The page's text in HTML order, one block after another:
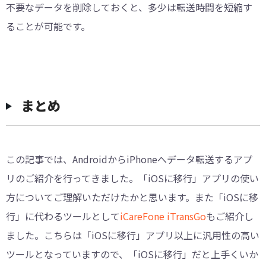
不要なデータを削除しておくと、多少は転送時間を短縮す
ることが可能です。
まとめ
この記事では、AndroidからiPhoneへデータ転送するアプ
リのご紹介を行ってきました。「iOSに移行」アプリの使い
方についてご理解いただけたかと思います。また「iOSに移
行」に代わるツールとしてiCareFone iTransGoもご紹介し
ました。こちらは「iOSに移行」アプリ以上に汎用性の高い
ツールとなっていますので、「iOSに移行」だと上手くいか